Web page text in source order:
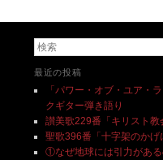
検索
最近の投稿
「パワー・オブ・ユア・
クギター弾き語り
讃美歌229番「キリスト教
聖歌396番「十字架のかげ
①なぜ地球には引力がある